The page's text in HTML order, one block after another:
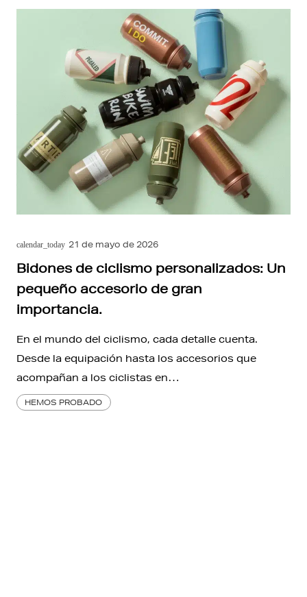
calendar_today 21 de mayo de 2026
Bidones de ciclismo personalizados: Un
pequeño accesorio de gran
importancia.
En el mundo del ciclismo, cada detalle cuenta.
Desde la equipación hasta los accesorios que
acompañan a los ciclistas en…
HEMOS PROBADO